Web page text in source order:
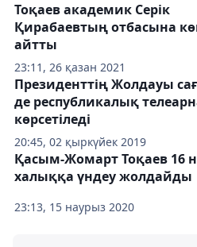
23:11, 26 қазан 2021
Тоқаев академик Серік
Қирабаевтың отбасына
айтты
20:45, 02 қыркүйек 2019
Президенттің Жолдауы
де республикалық
көрсетіледі
23:13, 15 наурыз 2020
Қасым-Жомарт Тоқаев 16
халыққа үндеу жолдайды